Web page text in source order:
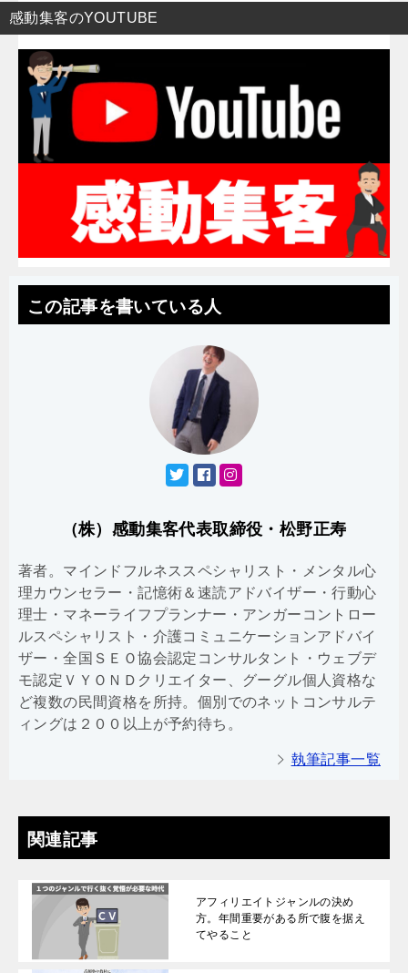
感動集客のYOUTUBE
この記事を書いている人
（株）感動集客代表取締役・松野正寿
著者。マインドフルネススペシャリスト・メンタル心
理カウンセラー・記憶術＆速読アドバイザー・行動心
理士・マネーライフプランナー・アンガーコントロー
ルスペシャリスト・介護コミュニケーションアドバイ
ザー・全国ＳＥＯ協会認定コンサルタント・ウェブデ
モ認定ＶＹＯＮＤクリエイター、グーグル個人資格な
ど複数の民間資格を所持。個別でのネットコンサルテ
ィングは２００以上が予約待ち。
執筆記事一覧
関連記事
アフィリエイトジャンルの決め
方。年間重要がある所で腹を据え
てやること